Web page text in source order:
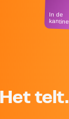
telt.
In de
kantine